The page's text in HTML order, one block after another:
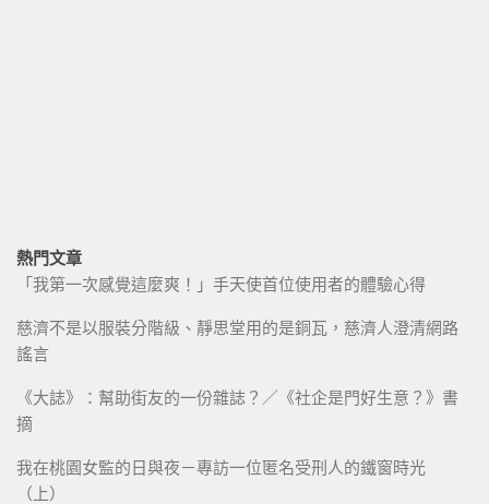
熱門文章
「我第一次感覺這麼爽！」手天使首位使用者的體驗心得
慈濟不是以服裝分階級、靜思堂用的是銅瓦，慈濟人澄清網路
謠言
《大誌》：幫助街友的一份雜誌？／《社企是門好生意？》書
摘
我在桃園女監的日與夜－專訪一位匿名受刑人的鐵窗時光
（上）